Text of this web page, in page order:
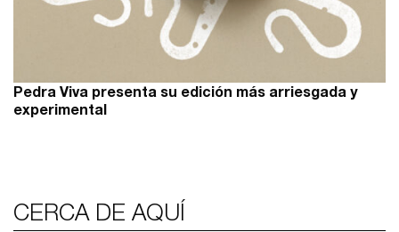
Pedra Viva presenta su edición más arriesgada y
experimental
CERCA DE AQUÍ